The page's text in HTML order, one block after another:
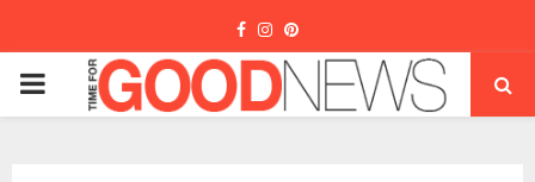
Facebook
Instagram
Pinterest
PRIMARY